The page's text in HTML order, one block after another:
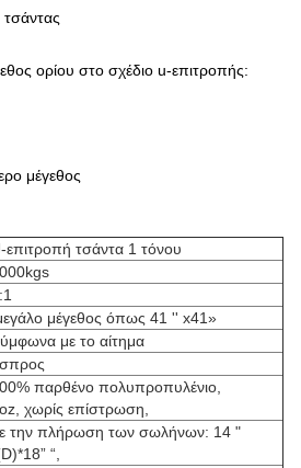
τσάντας
ορίου στο σχέδιο u-επιτροπής:
μέγεθος
επιτροπή τσάντα 1 τόνου
μέγεθος όπως 41 '' x41»
με το αίτημα
παρθένο πολυπροπυλένιο,
χωρίς επίστρωση,
την πλήρωση των σωλήνων: 14 "
“,